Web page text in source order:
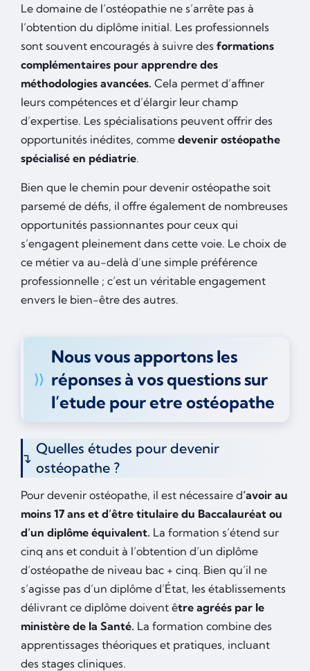
Le domaine de l’ostéopathie ne s’arrête pas à
l’obtention du diplôme initial. Les professionnels
sont souvent encouragés à suivre des formations
complémentaires pour apprendre des
méthodologies avancées. Cela permet d’affiner
leurs compétences et d’élargir leur champ
d’expertise. Les spécialisations peuvent offrir des
opportunités inédites, comme devenir ostéopathe
spécialisé en pédiatrie.
Bien que le chemin pour devenir ostéopathe soit
parsemé de défis, il offre également de nombreuses
opportunités passionnantes pour ceux qui
s’engagent pleinement dans cette voie. Le choix de
ce métier va au-delà d’une simple préférence
professionnelle ; c’est un véritable engagement
envers le bien-être des autres.
Nous vous apportons les
réponses à vos questions sur
l’etude pour etre ostéopathe
Quelles études pour devenir
ostéopathe ?
Pour devenir ostéopathe, il est nécessaire d‘avoir au
moins 17 ans et d’être titulaire du Baccalauréat ou
d’un diplôme équivalent. La formation s’étend sur
cinq ans et conduit à l’obtention d’un diplôme
d’ostéopathe de niveau bac + cinq. Bien qu’il ne
s’agisse pas d’un diplôme d’État, les établissements
délivrant ce diplôme doivent être agréés par le
ministère de la Santé. La formation combine des
apprentissages théoriques et pratiques, incluant
des stages cliniques.